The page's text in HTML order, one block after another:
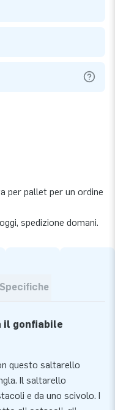
per pallet per un ordine
spedizione domani.
Specifiche
il gonfiabile
questo saltarello
Il saltarello
e da uno scivolo. I